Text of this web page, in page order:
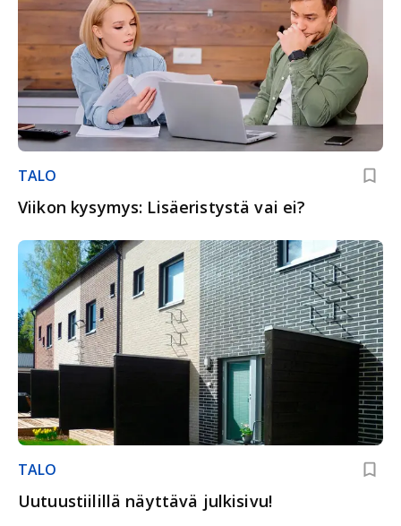
TALO
Viikon kysymys: Lisäeristystä vai ei?
TALO
Uutuustiilillä näyttävä julkisivu!